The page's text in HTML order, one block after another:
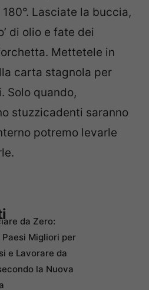
Lasciate la buccia,
di olio e fate dei
Mettetele in
carta stagnola per
Solo quando,
stuzzicadenti saranno
potremo levarle
da Zero:
Paesi Migliori per
e Lavorare da
la Nuova